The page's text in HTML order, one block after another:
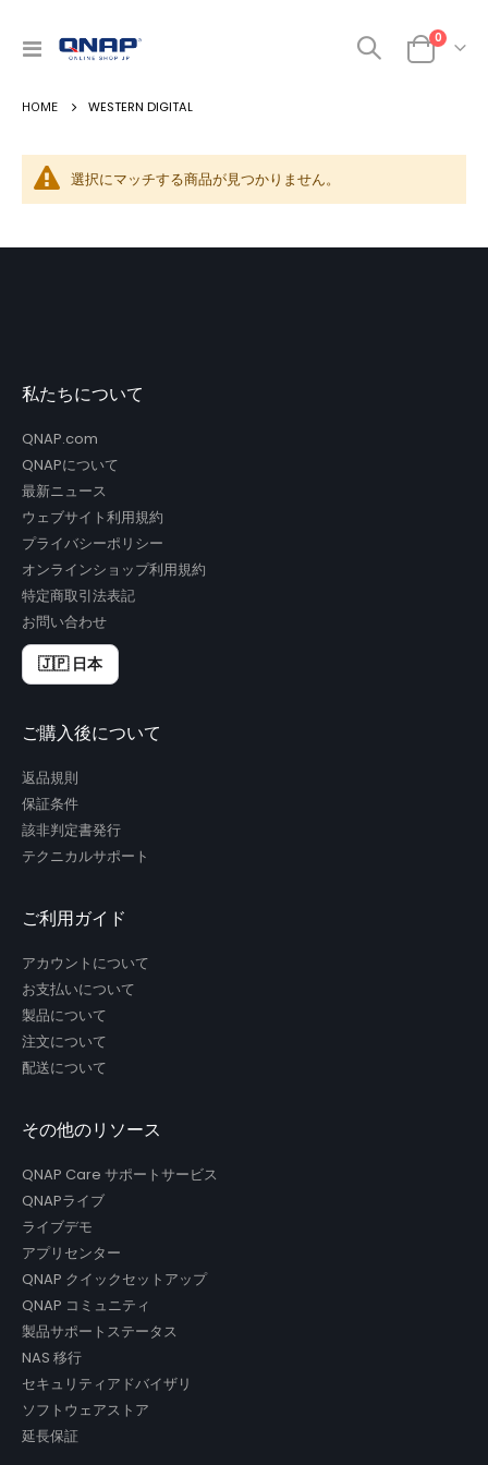
ナ
呼
カート
0商品
WESTERN DIGITAL
選択にマッチする商品が見つかりません。
私たちについて
QNAP.com
QNAPについて
最新ニュース
ウェブサイト利用規約
プライバシーポリシー
オンラインショップ利用規約
特定商取引法表記
お問い合わせ
🇯🇵 日本
ご購入後について
返品規則
保証条件
該非判定書発行
テクニカルサポート
ご利用ガイド
アカウントについて
お支払いについて
製品について
注文について
配送について
その他のリソース
QNAP Care サポートサービス
QNAPライブ
ライブデモ
アプリセンター
QNAP クイックセットアップ
QNAP コミュニティ
製品サポートステータス
NAS 移行
セキュリティアドバイザリ
ソフトウェアストア
延長保証